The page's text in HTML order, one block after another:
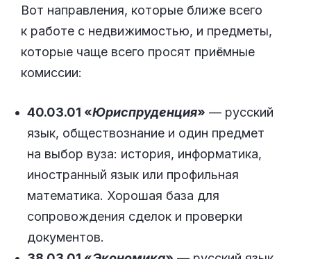
Вот направления, которые ближе всего
к работе с недвижимостью, и предметы,
которые чаще всего просят приёмные
комиссии:
40.03.01 «Юриспруденция» — русский
язык, обществознание и один предмет
на выбор вуза: история, информатика,
иностранный язык или профильная
математика. Хорошая база для
сопровождения сделок и проверки
документов.